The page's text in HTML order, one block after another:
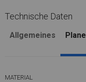
Technische Daten
Allgemeines Plane
MATERIAL